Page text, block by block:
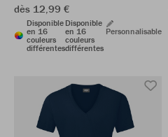
dès 12,99 €
Disponible
en 16
couleurs
différentes
Disponible
en 16
couleurs
différentes
Personnalisable